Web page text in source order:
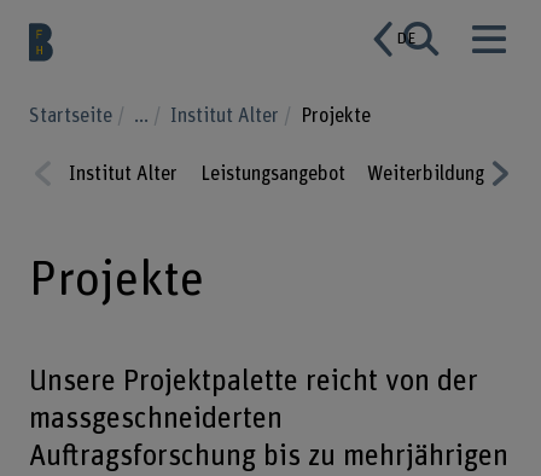
DE
Startseite ... Institut Alter Projekte
ious
Institut Alter Leistungsangebot Weiterbildung
Projekte
Unsere Projektpalette reicht von der
massgeschneiderten
Auftragsforschung bis zu mehrjährigen